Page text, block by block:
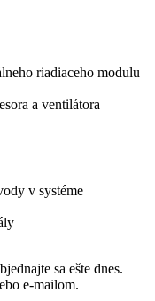
riadiaceho modulu
a ventilátora
v systéme
sa ešte dnes.
e-mailom.